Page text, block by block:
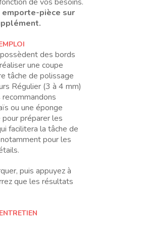
emporte-pièce sur
des bords
une coupe
tâche de polissage
Régulier (3 à 4 mm)
ou une éponge
préparer les
facilitera la tâche de
pour les
puis appuyez à
que les résultats